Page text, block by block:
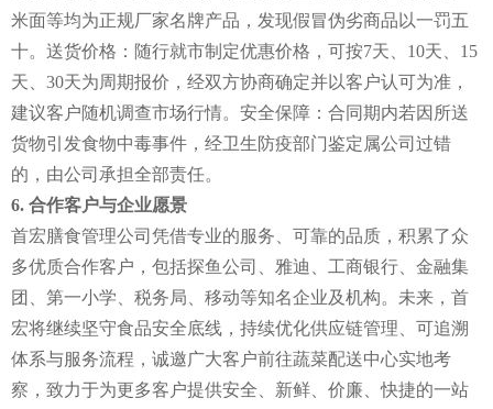
米面等均为正规厂家名牌产品，发现假冒伪劣商品以一罚五
十。送货价格：随行就市制定优惠价格，可按7天、10天、15
天、30天为周期报价，经双方协商确定并以客户认可为准，
建议客户随机调查市场行情。安全保障：合同期内若因所送
货物引发食物中毒事件，经卫生防疫部门鉴定属公司过错
的，由公司承担全部责任。
6. 合作客户与企业愿景
首宏膳食管理公司凭借专业的服务、可靠的品质，积累了众
多优质合作客户，包括探鱼公司、雅迪、工商银行、金融集
团、第一小学、税务局、移动等知名企业及机构。未来，首
宏将继续坚守食品安全底线，持续优化供应链管理、可追溯
体系与服务流程，诚邀广大客户前往蔬菜配送中心实地考
察，致力于为更多客户提供安全、新鲜、价廉、快捷的一站